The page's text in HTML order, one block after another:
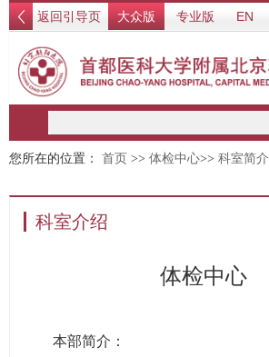
返回引导页 大众版 专业版 EN
您所在的位置： 首页 >> 体检中心>> 科室简介
科室介绍
体检中心
本部简介：